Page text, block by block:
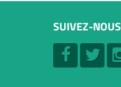
SUIVEZ-NOUS